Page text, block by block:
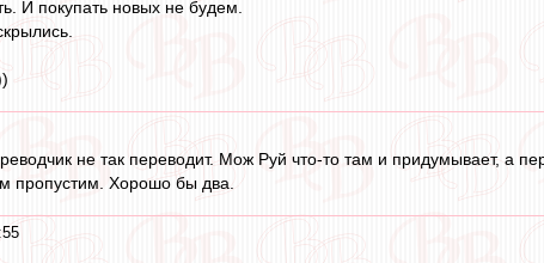
И покупать новых не будем.
не так переводит. Мож Руй что-то там и придумывает, а
пропустим. Хорошо бы два.